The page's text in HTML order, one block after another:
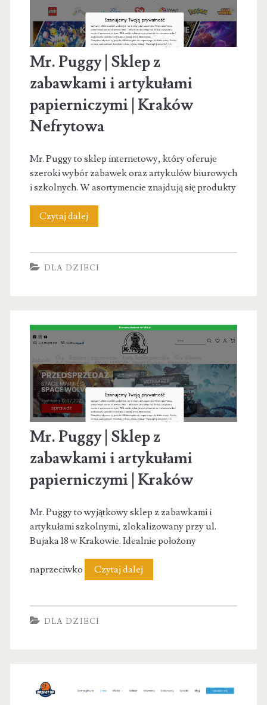
Mr. Puggy | Sklep z
zabawkami i artykułami
papierniczymi | Kraków
Nefrytowa
Mr. Puggy to sklep internetowy, który oferuje
szeroki wybór zabawek oraz artykułów biurowych
i szkolnych. W asortymencie znajdują się produkty
Czytaj dalejMr.
zabawkami
artykułami
papierniczymi
|
Kraków
Nefrytowa
DLA DZIECI
Mr. Puggy | Sklep z
zabawkami i artykułami
papierniczymi | Kraków
Mr. Puggy to wyjątkowy sklep z zabawkami i
artykułami szkolnymi, zlokalizowany przy ul.
Bujaka 18 w Krakowie. Idealnie położony
naprzeciwko Czytaj dalejMr.
DLA DZIECI